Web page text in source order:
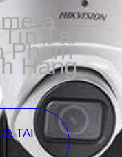
Tại
Phẩm
Hãng
TẠI